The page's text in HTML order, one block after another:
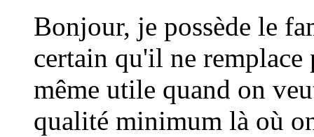
Bonjour, je possède le
certain qu'il ne
même utile quand on
qualité minimum là où